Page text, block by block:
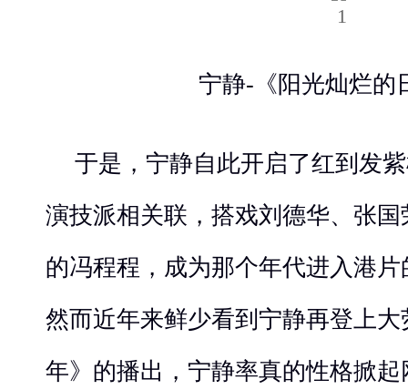
宁静-《阳光灿烂的
于是，宁静自此开启了红到发
演技派相关联，搭戏刘德华、张
的冯程程，成为那个年代进入港
然而近年来鲜少看到宁静再登上
年》的播出，宁静率真的性格掀